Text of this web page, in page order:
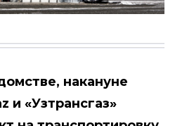
накануне
и «Узтрансгаз»